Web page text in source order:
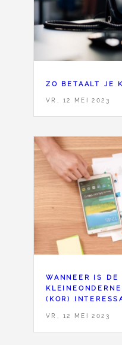
ZO BETAALT JE
VR, 12 MEI 2023
WANNEER IS DE
(KOR)
VR, 12 MEI 2023